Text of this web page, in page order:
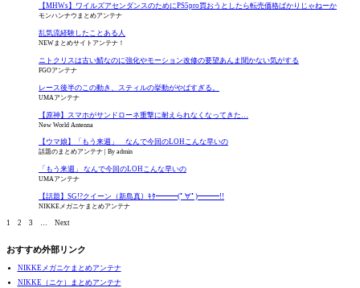
【MHWs】ワイルズアセンダンスのためにPS5pro買おうとしたら転売価格ばかりじゃねーか
モンハンナウまとめアンテナ
乱気流経験したことある人
NEWまとめサイトアンテナ！
ニトクリスは古い鯖なのに強化やモーション改修の要望あんま聞かない気がする
FGOアンテナ
レース後半のこの動き、スティルの挙動がやばすぎる。
UMAアンテナ
【原神】スマホがサンドローネ重撃に耐えられなくなってきた…
New World Antenna
【ウマ娘】「もう来週」 なんで今回のLOHこんな早いの
話題のまとめアンテナ By admin
「もう来週」 なんで今回のLOHこんな早いの
UMAアンテナ
【話題】SG!?クイーン（新島真）ｷﾀ━━━(ﾟ∀ﾟ)━━━!!
NIKKEメガニケまとめアンテナ
1 2 3 Next
おすすめ外部リンク
NIKKEメガニケまとめアンテナ
NIKKE（ニケ）まとめアンテナ